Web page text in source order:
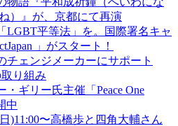
）』が、京都にて再演
LGBT平等法」を。国際署名キャ
」がスタート！
チェンジメーカーにサポート
取り組み
・ギリー氏主催「Peace One
中
)11:00〜高橋歩と四角大輔さん